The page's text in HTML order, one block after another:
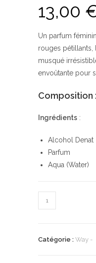
13,00
Un parfum
rouges pétillants,
musqué
envoûtante pour
Composition :
Ingrédients :
Alcohol Denat
Parfum
Aqua (Water)
Catégorie :Way -